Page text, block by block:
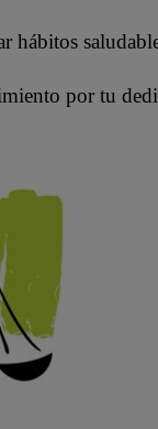
hábitos
por tu